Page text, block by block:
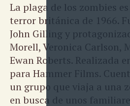
La plaga de los zombies
terror británica de 1966.
John Gilling y
Morell, Veronica Carlson,
Ewan Roberts. Realizada
para Hammer Films.
un grupo que viaja a una
en busca de unos